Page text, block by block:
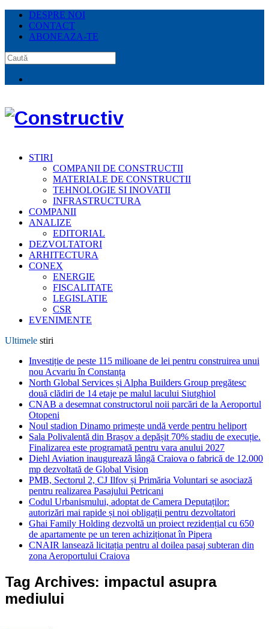
DESPRE NOI
CONTACT
ABONEAZA-TE
STIRI
COMPANII DE CONSTRUCTII
MATERIALE DE CONSTRUCTII
TEHNOLOGIE SI INOVATII
INFRASTRUCTURA
COMPANII
ANALIZE
EDITORIAL
DEZVOLTATORI
ARHITECTURA
CONEX
ENERGIE
FISCALITATE
LEGISLATIE
CSR
EVENIMENTE
Ultimele stiri
Investiție de peste 115 milioane de lei pentru construirea unui
nou Acvariu în Constanța
North Global Services și Alpha Builders Group pregătesc
două clădiri de 14 etaje pe malul lacului Siutghiol
CNAB a desemnat constructorul noii parcări de la Aeroportul
Otopeni
Noul stadion Dinamo primește undă verde pentru heliport
Sala Polivalentă din Brașov a depășit 70% stadiu de execuție.
Finalizarea este programată pentru vara anului 2027
Diehl Aviation inaugurează lângă Craiova o fabrică de 12.000
mp dezvoltată de Global Vision
PMB, Sectorul 2, CJ Ilfov și Primăria Voluntari se asociază
pentru realizarea Pasajului Petricani
Codul Urbanismului, adoptat de Camera Deputaților:
autorizări mai rapide și noi obligații pentru dezvoltatori
Ghai Family Holding dezvoltă un proiect rezidențial cu 650
de apartamente pe un teren achiziționat în Pipera
CNAIR lansează licitația pentru al doilea pasaj subteran din
zona Aeroportului Craiova
Tag Archives: impactul asupra
mediului